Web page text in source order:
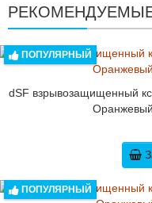
ПОПУЛЯРНЫЙ
dSF взрывозащищенный
ПОПУЛЯРНЫЙ